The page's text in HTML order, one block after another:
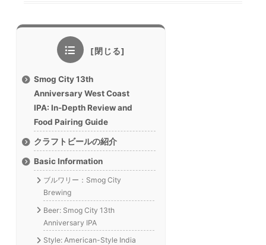
Smog City 13th
Anniversary West Coast
IPA: In-Depth Review and
Food Pairing Guide
クラフトビールの紹介
Basic Information
ブルワリー：Smog City
Brewing
Beer: Smog City 13th
Anniversary IPA
Style: American-Style India